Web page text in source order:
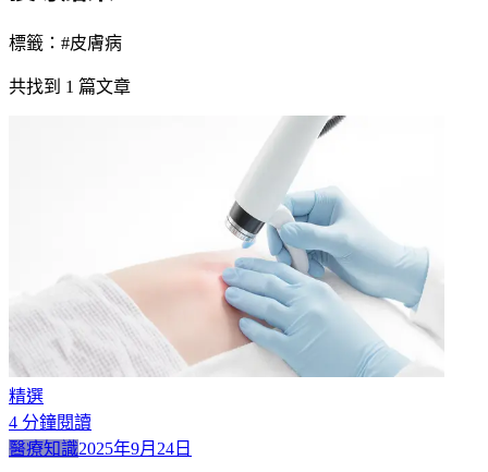
標籤：#皮膚病
共找到 1 篇文章
精選
4 分鐘閱讀
醫療知識2025年9月24日